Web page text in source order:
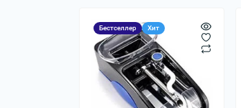
Бестселлер Хит